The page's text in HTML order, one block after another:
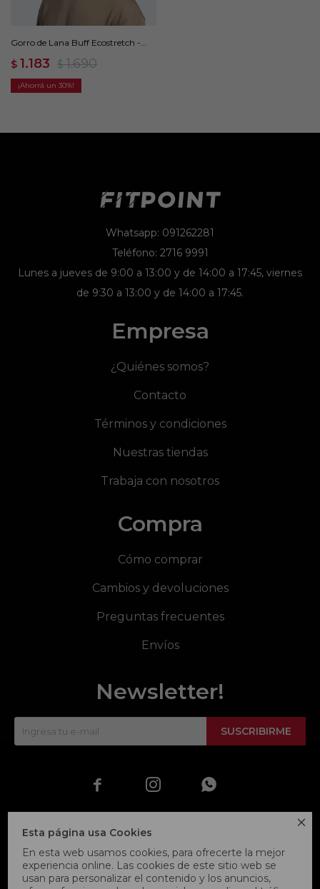

Esta página usa Cookies
En esta web usamos cookies, para ofrecerte la mejor
experiencia online. Las cookies de este sitio web se
usan para personalizar el contenido y los anuncios,
Gorro de Lana Buff Ecostretch -
$ 1.183 $ 1.690
30
Whatsapp: 091262281
Teléfono: 2716 9991
Lunes a jueves de 9:00 a 13:00 y de 14:00 a 17:45, viernes
de 9:30 a 13:00 y de 14:00 a 17:45.
Empresa
¿Quiénes somos?
Contacto
Términos y condiciones
Nuestras tiendas
Trabaja con nosotros
Compra
Cómo comprar
Cambios y devoluciones
Preguntas frecuentes
Envíos
Newsletter!
SUSCRIBIRME
  